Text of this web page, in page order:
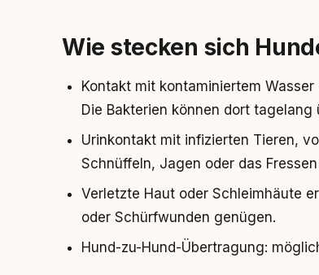
Wie stecken sich
Kontakt mit kontaminiertem
Die Bakterien können dort tagelang
Urinkontakt mit infizierten Tieren,
Schnüffeln, Jagen oder das
Verletzte Haut oder Schleimhäute
oder Schürfwunden genügen.
Hund-zu-Hund-Übertragung: